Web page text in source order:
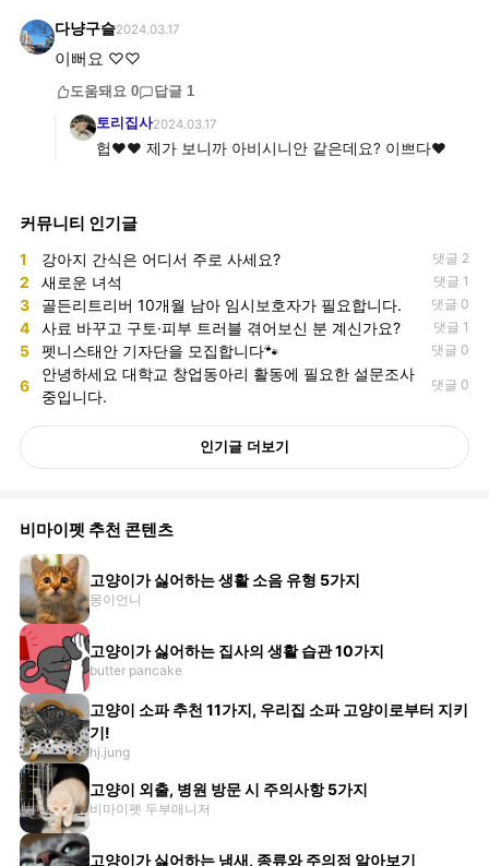
다냥구슬2024.03.17
이뻐요 ♡♡
도움돼요 0 답글 1
토리집사2024.03.17
헙♥♥ 제가 보니까 아비시니안 같은데요? 이쁘다♥
커뮤니티 인기글
1 강아지 간식은 어디서 주로 사세요? 댓글 2
2 새로운 녀석 댓글 1
3 골든리트리버 10개월 남아 임시보호자가 필요합니다. 댓글 0
4 사료 바꾸고 구토·피부 트러블 겪어보신 분 계신가요? 댓글 1
5 펫니스태안 기자단을 모집합니다🐾 댓글 0
6
안녕하세요 대학교 창업동아리 활동에 필요한 설문조사
중입니다.
댓글 0
인기글 더보기
비마이펫 추천 콘텐츠
고양이가 싫어하는 생활 소음 유형 5가지
몽이언니
고양이가 싫어하는 집사의 생활 습관 10가지
butter pancake
고양이 소파 추천 11가지, 우리집 소파 고양이로부터 지키
기!
hj.jung
고양이 외출, 병원 방문 시 주의사항 5가지
비마이펫 두부매니저
고양이가 싫어하는 냄새, 종류와 주의점 알아보기